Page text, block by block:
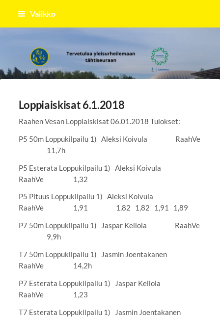
Siirry
Valikko
Raahen Vesa
Loppiaiskisat 6.1.2018
Raahen Vesan Loppiaiskisat 06.01.2018 Tulokset:
P5 50m Loppukilpailu 1) Aleksi Koivula RaahVe
11,7h
P5 Esterata Loppukilpailu 1) Aleksi Koivula
RaahVe 1,32
P5 Pituus Loppukilpailu 1) Aleksi Koivula
RaahVe 1,91 1,82 1,82 1,91 1,89
P7 50m Loppukilpailu 1) Jaspar Kellola RaahVe
9,9h
T7 50m Loppukilpailu 1) Jasmin Joentakanen
RaahVe 14,2h
P7 Esterata Loppukilpailu 1) Jaspar Kellola
RaahVe 1,23
T7 Esterata Loppukilpailu 1) Jasmin Joentakanen